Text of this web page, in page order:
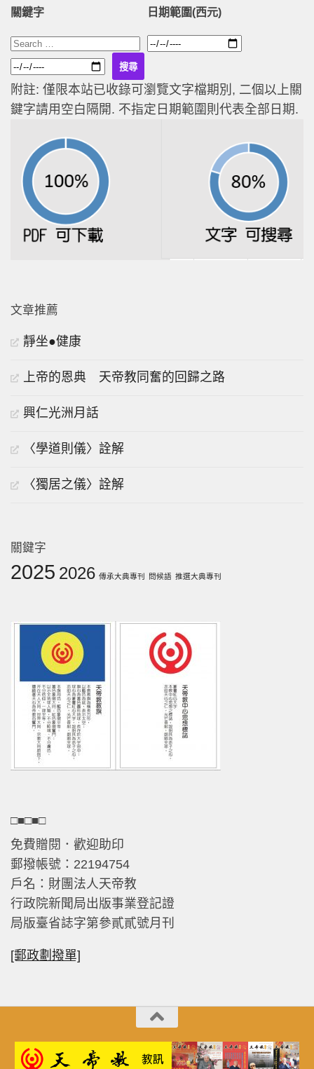
關鍵字 日期範圍(西元)
附註: 僅限本站已收錄可瀏覽文字檔期別, 二個以上關
鍵字請用空白隔開. 不指定日期範圍則代表全部日期.
文章推薦
靜坐●健康
上帝的恩典 天帝教同奮的回歸之路
興仁光洲月話
〈學道則儀〉詮解
〈獨居之儀〉詮解
關鍵字
2025 2026 傳承大典專刊 問候語 推選大典專刊
□■□■□
免費贈閱．歡迎助印
郵撥帳號：22194754
戶名：財團法人天帝教
行政院新聞局出版事業登記證
局版臺省誌字第參貳貳號月刊
[郵政劃撥單]